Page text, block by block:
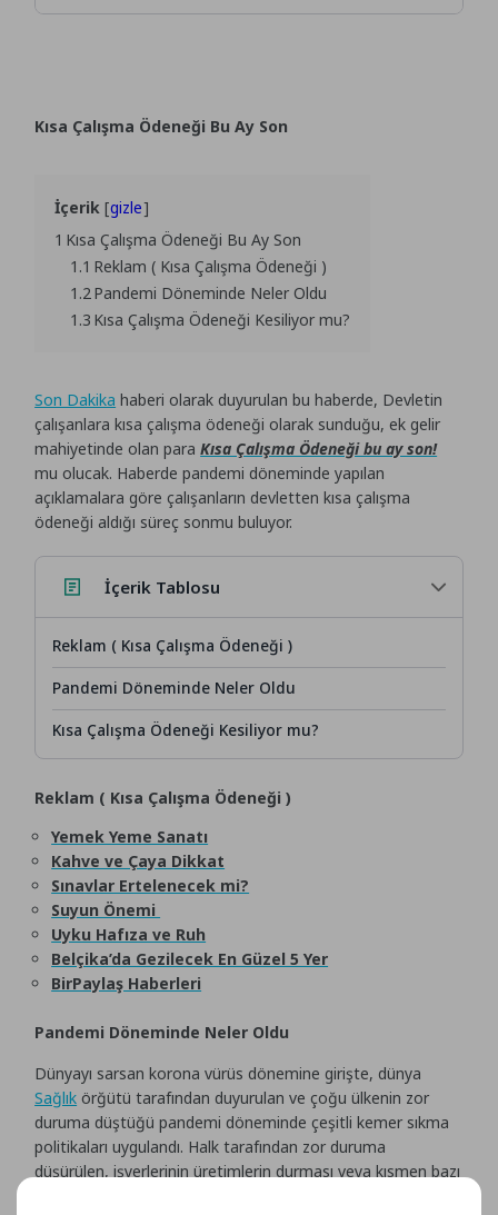
Kısa Çalışma Ödeneği Bu Ay Son
İçerik gizle
1 Kısa Çalışma Ödeneği Bu Ay Son
1.1 Reklam ( Kısa Çalışma Ödeneği )
1.2Pandemi Döneminde Neler Oldu
1.3 Kısa Çalışma Ödeneği Kesiliyor mu?
Son Dakika haberi olarak duyurulan bu haberde, Devletin
çalışanlara kısa çalışma ödeneği olarak sunduğu, ek gelir
mahiyetinde olan paraKısa Çalışma Ödeneği bu ay son!
mu olucak. Haberde pandemi döneminde yapılan
açıklamalara göre çalışanların devletten kısa çalışma
ödeneği aldığı süreç sonmu buluyor.
İçerik Tablosu
Reklam ( Kısa Çalışma Ödeneği )
Pandemi Döneminde Neler Oldu
Kısa Çalışma Ödeneği Kesiliyor mu?
Reklam ( Kısa Çalışma Ödeneği )
Yemek Yeme Sanatı
Kahve ve Çaya Dikkat
Sınavlar Ertelenecek mi?
Suyun Önemi
Uyku Hafıza ve Ruh
Belçika’da Gezilecek En Güzel 5 Yer
BirPaylaş Haberleri
Pandemi Döneminde Neler Oldu
Dünyayı sarsan korona vürüs dönemine girişte, dünya
Sağlık örğütü tarafından duyurulan ve çoğu ülkenin zor
duruma düştüğü pandemi döneminde çeşitli kemer sıkma
politikaları uygulandı. Halk tarafından zor duruma
düşürülen, işyerlerinin üretimlerin durması veya kısmen bazı